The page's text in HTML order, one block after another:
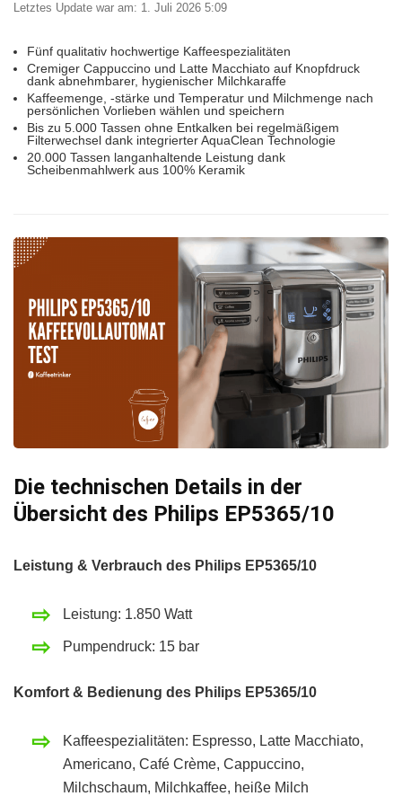
Letztes Update war am: 1. Juli 2026 5:09
Fünf qualitativ hochwertige Kaffeespezialitäten
Cremiger Cappuccino und Latte Macchiato auf Knopfdruck
dank abnehmbarer, hygienischer Milchkaraffe
Kaffeemenge, -stärke und Temperatur und Milchmenge nach
persönlichen Vorlieben wählen und speichern
Bis zu 5.000 Tassen ohne Entkalken bei regelmäßigem
Filterwechsel dank integrierter AquaClean Technologie
20.000 Tassen langanhaltende Leistung dank
Scheibenmahlwerk aus 100% Keramik
Die technischen Details in der
Übersicht des Philips EP5365/10
Leistung & Verbrauch des Philips EP5365/10
Leistung: 1.850 Watt
Pumpendruck: 15 bar
Komfort & Bedienung des Philips EP5365/10
Kaffeespezialitäten: Espresso, Latte Macchiato,
Americano, Café Crème, Cappuccino,
Milchschaum, Milchkaffee, heiße Milch